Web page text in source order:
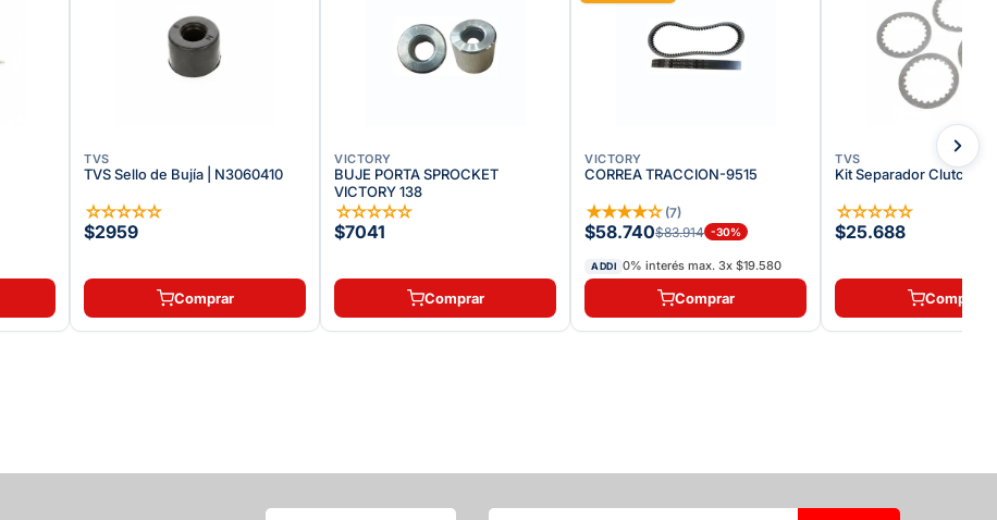
TVS
TVS Sello de Bujía | N3060410
☆☆☆☆☆
$2959
Comprar
VICTORY
BUJE PORTA SPROCKET
VICTORY 138
☆☆☆☆☆
$7041
Comprar
VICTORY
CORREA TRACCION-9515
★★★★☆ (7)
$58.740$83.914 -30%
ADDI 0% interés max. 3x $19.580
Comprar
TVS
Kit Separador Clutch |
☆☆☆☆☆
$25.688
Comprar